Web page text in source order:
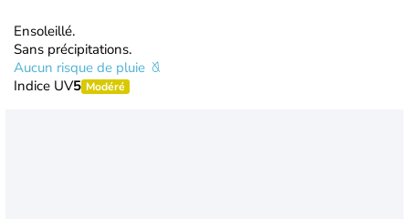
Ensoleillé.
Sans précipitations.
Aucun risque de pluie
Indice UV5 Modéré